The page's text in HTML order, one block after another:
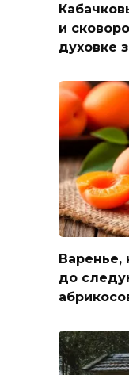
и
духовке
Варенье,
до